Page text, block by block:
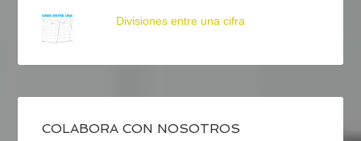
Divisiones entre una cifra
COLABORA CON NOSOTROS